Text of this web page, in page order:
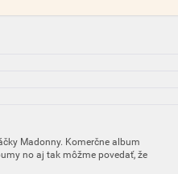
Madonny. Komerčne album
no aj tak môžme povedať, že